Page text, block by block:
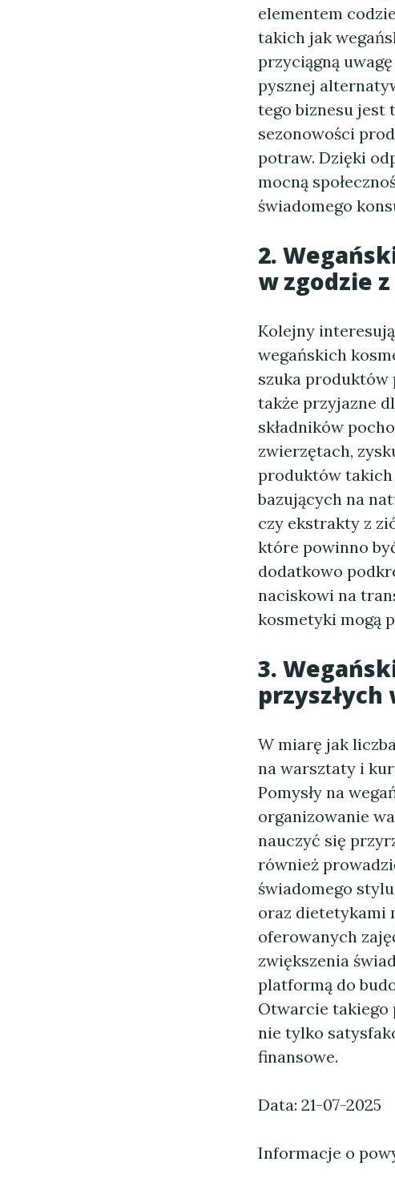
elementem
takich jak
przyciągną
pysznej
tego biznesu jest
sezonowości
potraw. Dzięki
mocną
świadomego
2.
w zgodzie
Kolejny
wegańskich
szuka produktów
także przyjazne
składników
zwierzętach,
produktów takich
bazujących na
czy ekstrakty z
które powinno
dodatkowo
naciskowi na
kosmetyki mogą
3.
przyszłych
W miarę jak
na warsztaty i
Pomysły na
organizowanie
nauczyć się
również
świadomego
oraz dietetykami
oferowanych
zwiększenia
platformą do
Otwarcie takiego
nie tylko
finansowe.
Data: 21-07-2025
Informacje o